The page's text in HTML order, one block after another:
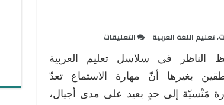
,تعليم اللغة العربية التعليقات
مهارة
الاستماع
اتصاليا
الناظر في سلاسل تعليم العربية
بغيرها أنّ مهارة الاستماع تعدّ
مَنْسيّة إلى حدٍ بعيد على مدى أجيال،